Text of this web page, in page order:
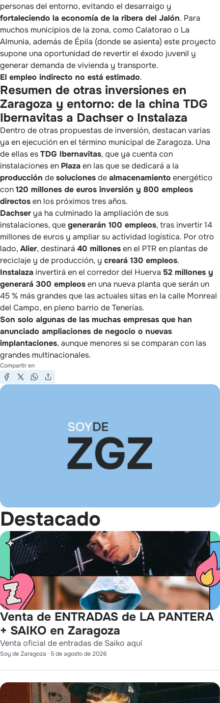
personas del entorno, evitando el desarraigo y
fortaleciendo la economía de la ribera del Jalón. Para
muchos municipios de la zona, como Calatorao o La
Almunia, además de Épila (donde se asienta) este proyecto
supone una oportunidad de revertir el éxodo juvenil y
generar demanda de vivienda y transporte.
El empleo indirecto no está estimado.
Resumen de otras inversiones en
Zaragoza y entorno: de la china TDG
Ibernavitas a Dachser o Instalaza
Dentro de otras propuestas de inversión, destacan varias
ya en ejecución en el término municipal de Zaragoza. Una
de ellas esTDG Ibernavitas, que ya cuenta con
instalaciones en Plazaen las que se dedicará a la
producción desolucionesdealmacenamiento energético
con120 millones de euros inversión y 800 empleos
directosen los próximos tres años.
Dachserya ha culminado la ampliación de sus
instalaciones, quegenerarán 100 empleos, tras invertir 14
millones de euros y ampliar su actividad logística. Por otro
lado, Alier, destinará 40 millonesen el PTR en plantas de
reciclaje y de producción, y creará 130 empleos.
Instalaza invertirá en el corredor del Huerva 52 millones y
generará 300 empleosen una nueva planta que serán un
45 % más grandes que las actuales sitas en la calle Monreal
del Campo, en pleno barrio de Tenerías.
Son solo algunas de las muchas empresas que han
anunciado ampliaciones de negocio o nuevas
implantaciones, aunque menores si se comparan con las
grandes multinacionales.
Compartir en
Destacado
Venta de ENTRADAS de LA PANTERA
+ SAIKO en Zaragoza
Venta oficial de entradas de Saiko aquí
Soy de Zaragoza · 5 de agosto de 2026